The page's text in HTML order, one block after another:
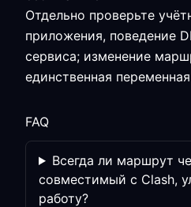
Отдельно проверьте
приложения, поведение
сервиса; изменение
единственная
FAQ
Всегда ли маршрут
совместимый с Clash,
работу?